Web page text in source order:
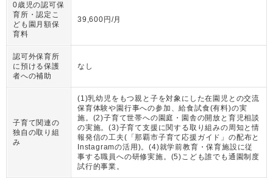
0歳児の認可保
育所・認定こ
ども園月額保
育料
39,600円/月
認可外保育所
に預ける保護
者への補助
なし
子育て関連の
独自の取り組
み
(1)乳幼児をもつ親と子を対象にした在園児との交流
保育体験や園行事への参加、給食試食(有料)の実
施。(2)子育て世帯への園庭・園舎の開放と育児相談
の実施。(3)子育て支援に関する取り組みの周知と情
報発信の工夫(「那覇市子育て応援ガイド」の配布と
Instagramの活用)。(4)就学前教育・保育施設に従
事する職員への研修実施。(5)こども誰でも通園制度
試行的事業。